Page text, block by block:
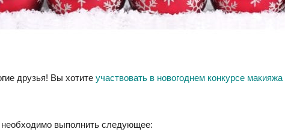
друзья! Вы хотите участвовать в новогоднем конкурсе макияжа
необходимо выполнить следующее: